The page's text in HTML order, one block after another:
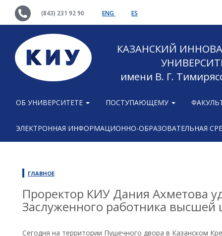
(843) 231 92 90 ENG ES
КАЗАНСКИЙ
имени В. Г.
ОБ УНИВЕРСИТЕТЕ ПОСТУПАЮЩЕМУ
ЭЛЕКТРОННАЯ ИНФОРМАЦИОННО-ОБРАЗОВАТЕЛЬНАЯ
ГЛАВНОЕ
Проректор КИУ Дания Ахметова
Заслуженного работника
Сегодня на территории Пушечного двора в Казанском